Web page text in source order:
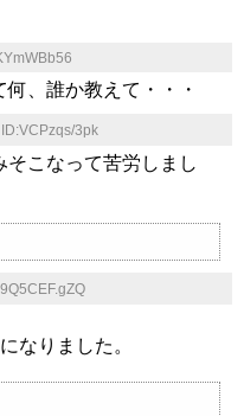
、誰か教えて・・・
ID:VCPzqs/3pk
そこなって苦労しまし
なりました。